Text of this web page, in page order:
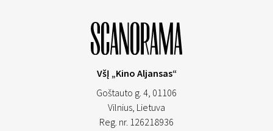
VšĮ „Kino Aljansas“
Goštauto g. 4, 01106
Vilnius, Lietuva
Reg. nr. 126218936